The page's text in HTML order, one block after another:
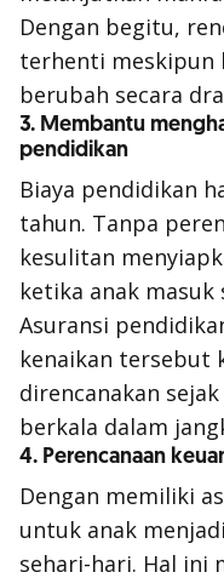
Dengan begitu,
terhenti meskipun
berubah secara
3. Membantu
pendidikan
Biaya pendidikan
tahun. Tanpa
kesulitan
ketika anak masuk
Asuransi
kenaikan tersebut
direncanakan
berkala dalam
4. Perencanaan
Dengan memiliki
untuk anak
sehari-hari. Hal ini